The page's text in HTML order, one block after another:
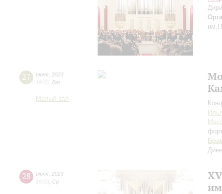
27 июня 2023
19:00 Вт
Малый зал
28 июня 2023
18:00 Ср